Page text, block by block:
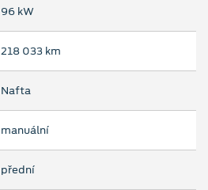
96 kW
218 033 km
Nafta
manuální
přední